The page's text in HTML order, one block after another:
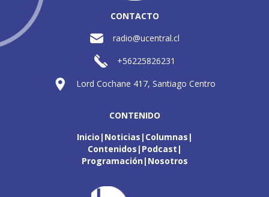
CONTACTO
radio@ucentral.cl
+56225826231
Lord Cochane 417, Santiago Centro
CONTENIDO
Inicio Noticias Columnas
Contenidos Podcast
Programación Nosotros